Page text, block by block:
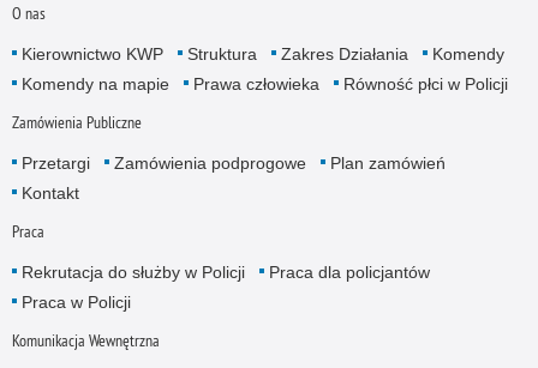
O nas
Kierownictwo KWP Struktura Zakres Działania
Komendy
Komendy na mapie
Prawa człowieka Równość płci w Policji
Zamówienia Publiczne
Przetargi Zamówienia podprogowe
Plan zamówień
Kontakt
Praca
Rekrutacja do służby w Policji
Praca dla policjantów
Praca w Policji
Komunikacja Wewnętrzna